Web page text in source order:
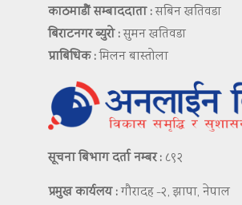
काठमाडौं सम्बाददाता :सबिन खतिवडा
बिराटनगर ब्युरो :सुमन खतिवडा
प्राबिधिक :मिलन बास्तोला
सूचना बिभाग दर्ता नम्बर : ८९२
प्रमुख कार्यलय :गौरादह -२, झापा, नेपाल